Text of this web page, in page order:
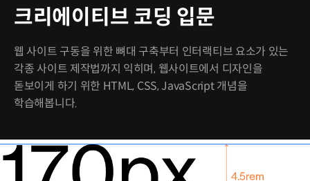
크리에이티브 코딩 입문
웹 사이트 구동을 위한 뼈대 구축부터 인터랙티브 요소가 있는
각종 사이트 제작법까지 익히며, 웹사이트에서 디자인을
돋보이게 하기 위한 HTML, CSS, JavaScript 개념을
학습해봅니다.